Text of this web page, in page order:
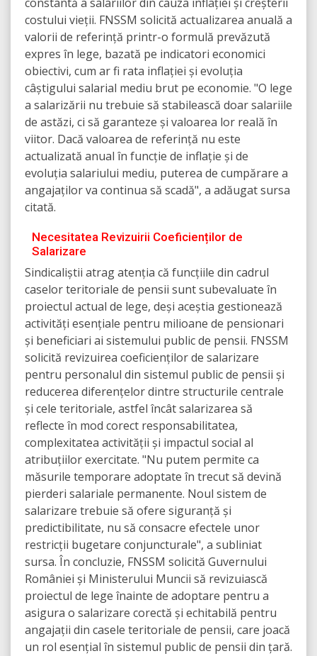
costului vieții. FNSSM solicită actualizarea anuală a
valorii de referință printr-o formulă prevăzută
expres în lege, bazată pe indicatori economici
obiectivi, cum ar fi rata inflației și evoluția
câștigului salarial mediu brut pe economie. "O lege
a salarizării nu trebuie să stabilească doar salariile
de astăzi, ci să garanteze și valoarea lor reală în
viitor. Dacă valoarea de referință nu este
actualizată anual în funcție de inflație și de
evoluția salariului mediu, puterea de cumpărare a
angajaților va continua să scadă", a adăugat sursa
citată.
Necesitatea Revizuirii Coeficienților de
Salarizare
Sindicaliștii atrag atenția că funcțiile din cadrul
caselor teritoriale de pensii sunt subevaluate în
proiectul actual de lege, deși aceștia gestionează
activități esențiale pentru milioane de pensionari
și beneficiari ai sistemului public de pensii. FNSSM
solicită revizuirea coeficienților de salarizare
pentru personalul din sistemul public de pensii și
reducerea diferențelor dintre structurile centrale
și cele teritoriale, astfel încât salarizarea să
reflecte în mod corect responsabilitatea,
complexitatea activității și impactul social al
atribuțiilor exercitate. "Nu putem permite ca
măsurile temporare adoptate în trecut să devină
pierderi salariale permanente. Noul sistem de
salarizare trebuie să ofere siguranță și
predictibilitate, nu să consacre efectele unor
restricții bugetare conjuncturale", a subliniat
sursa. În concluzie, FNSSM solicită Guvernului
României și Ministerului Muncii să revizuiască
proiectul de lege înainte de adoptare pentru a
asigura o salarizare corectă și echitabilă pentru
angajații din casele teritoriale de pensii, care joacă
un rol esențial în sistemul public de pensii din țară.